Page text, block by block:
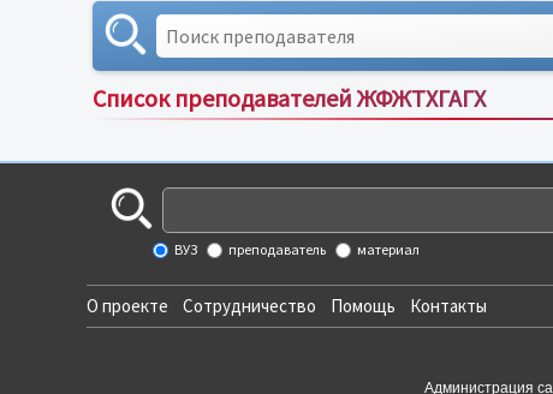
Список преподавателей ЖФЖТХГАГХ
ВУЗ преподаватель материал
О проекте Сотрудничество Помощь Контакты
Администрация